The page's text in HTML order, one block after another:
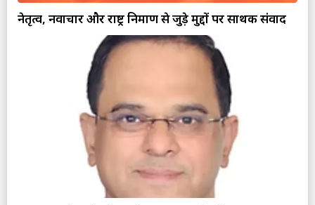
नेतृत्व, नवाचार और राष्ट्र निर्माण से जुड़े मुद्दों पर सार्थक संवाद